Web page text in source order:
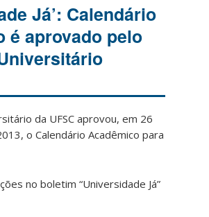
Já’: Calendário
é aprovado pelo
da UFSC aprovou, em 26
o Calendário Acadêmico para
no boletim “Universidade Já”